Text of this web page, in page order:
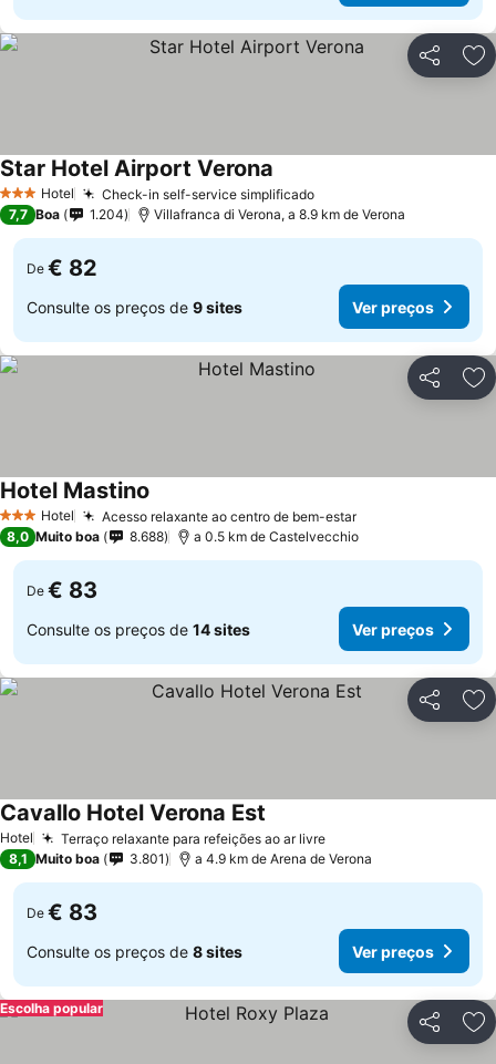
Partilhar
3 EstrelasHotel Check-in self-service simplificadoVer preços
Star Hotel Airport Verona
7,7 Boa 1.204 Villafranca di Verona, a 8.9 km de Verona
De € 82
Consulte os preços de 9 sites Ver preços
Partilhar
3 EstrelasHotel Acesso relaxante ao centro de bem-estarVer preços
Hotel Mastino
8,0 Muito boa 8.688 a 0.5 km de Castelvecchio
De € 83
Consulte os preços de 14 sites Ver preços
Partilhar
Hotel Terraço relaxante para refeições ao ar livreVer preços
Cavallo Hotel Verona Est
8,1 Muito boa 3.801 a 4.9 km de Arena de Verona
De € 83
Consulte os preços de 8 sites Ver preços
Partilhar
Escolha popular